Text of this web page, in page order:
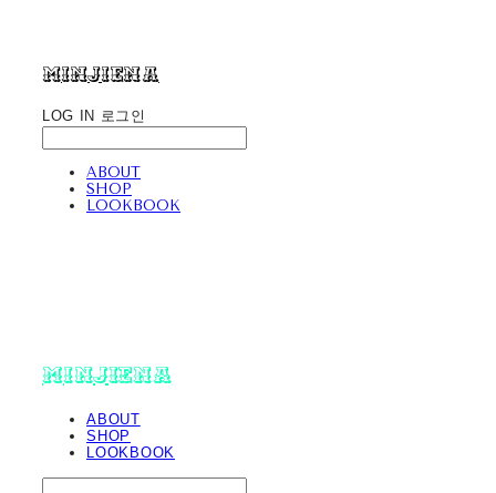
minjiena
LOG IN 로그인
ABOUT
SHOP
LOOKBOOK
minjiena
ABOUT
SHOP
LOOKBOOK